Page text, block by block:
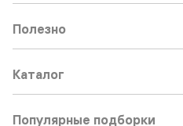
Полезно
Каталог
Популярные подборки